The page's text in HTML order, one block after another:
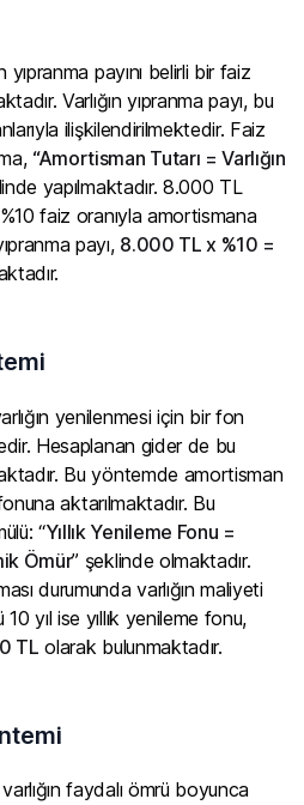
yıpranma payını belirli bir faiz
Varlığın yıpranma payı, bu
ilişkilendirilmektedir. Faiz
“Amortisman Tutarı = Varlığın
yapılmaktadır. 8.000 TL
faiz oranıyla amortismana
payı, 8.000 TL x %10 =
yenilenmesi için bir fon
Hesaplanan gider de bu
Bu yöntemde amortisman
aktarılmaktadır. Bu
“Yıllık Yenileme Fonu =
Ömür” şeklinde olmaktadır.
durumunda varlığın maliyeti
yıl ise yıllık yenileme fonu,
TL olarak bulunmaktadır.
faydalı ömrü boyunca